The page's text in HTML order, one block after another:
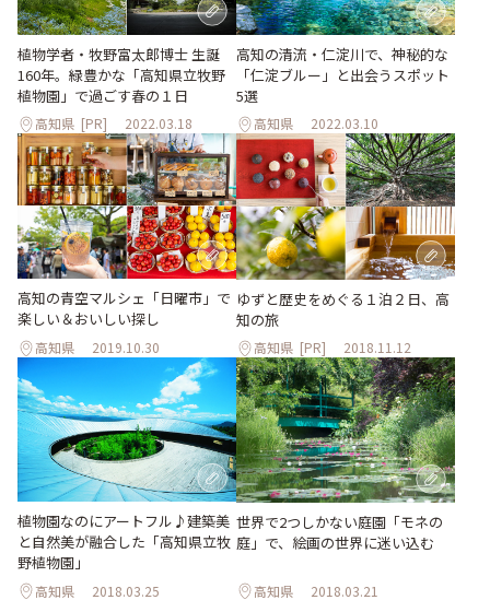
植物学者・牧野富太郎博士 生誕
160年。緑豊かな「高知県立牧野
植物園」で過ごす春の１日
高知県 [PR] 2022.03.18
高知の清流・仁淀川で、神秘的な
「仁淀ブルー」と出会うスポット
5選
高知県 2022.03.10
高知の青空マルシェ「日曜市」で
楽しい＆おいしい探し
高知県 2019.10.30
ゆずと歴史をめぐる１泊２日、高
知の旅
高知県 [PR] 2018.11.12
植物園なのにアートフル♪建築美
と自然美が融合した「高知県立牧
野植物園」
高知県 2018.03.25
世界で2つしかない庭園「モネの
庭」で、絵画の世界に迷い込む
高知県 2018.03.21